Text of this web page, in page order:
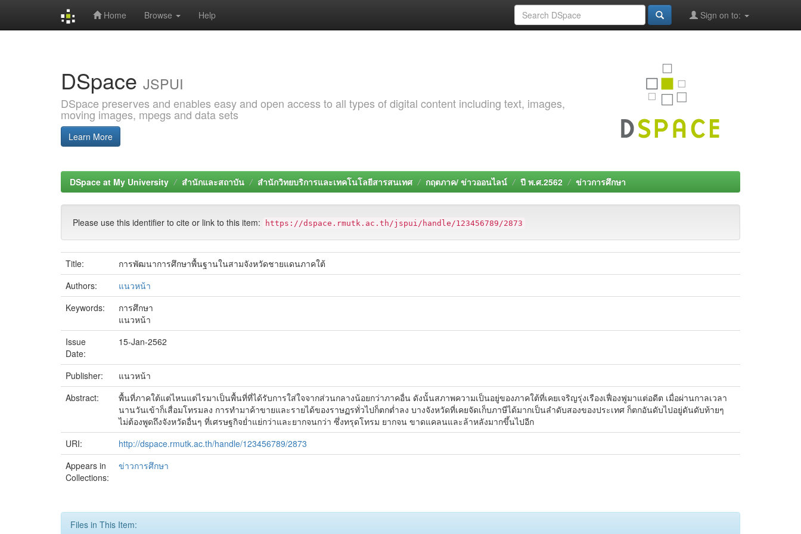
Home Browse Help Sign on to:
DSpace JSPUI
DSpace preserves and enables easy and open access to all types of digital content including text, images,
moving images, mpegs and data sets
Learn More
DSpace at My University สำนักและสถาบัน สำนักวิทยบริการและเทคโนโลยีสารสนเทศ กฤตภาค/ ข่าวออนไลน์ ปี พ.ศ.2562 ข่าวการศึกษา
Please use this identifier to cite or link to this item: https://dspace.rmutk.ac.th/jspui/handle/123456789/2873
Title:
การพัฒนาการศึกษาพื้นฐานในสามจังหวัดชายแดนภาคใต้
Authors:
แนวหน้า
Keywords:
การศึกษา
แนวหน้า
Issue
Date:
15-Jan-2562
Publisher:
แนวหน้า
Abstract:
พื้นที่ภาคใต้แต่ไหนแต่ไรมาเป็นพื้นที่ที่ได้รับการใส่ใจจากส่วนกลางน้อยกว่าภาคอื่น ดังนั้นสภาพความเป็นอยู่ของภาคใต้ที่เคยเจริญรุ่งเรืองเฟื่องฟูมาแต่อดีต เมื่อผ่านกาลเวลา
นานวันเข้าก็เสื่อมโทรมลง การทำมาค้าขายและรายได้ของราษฏรทั่วไปก็ตกต่ำลง บางจังหวัดที่เคยจัดเก็บภาษีได้มากเป็นลำดับสองของประเทศ ก็ตกอันดับไปอยู่ดันดับท้ายๆ
ไม่ต้องพูดถึงจังหวัดอื่นๆ ที่เศรษฐกิจย่ำแย่กว่าและยากจนกว่า ซึ่งทรุดโทรม ยากจน ขาดแคลนและล้าหลังมากขึ้นไปอีก
URI:
http://dspace.rmutk.ac.th/handle/123456789/2873
Appears in
Collections:
ข่าวการศึกษา
Files in This Item: